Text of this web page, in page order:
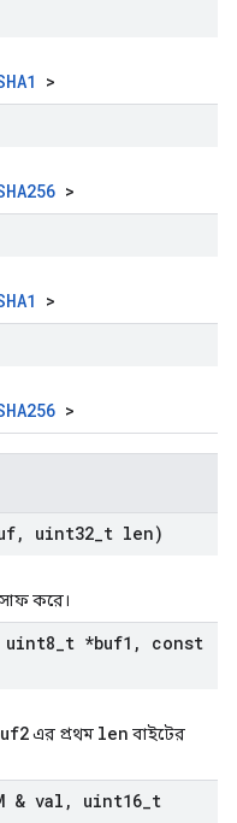
>
>
>
>
, uint32 t len)
করে।
uint8 t *buf1 ,
const
এর প্রথম len বাইটের
& val , uint16 t